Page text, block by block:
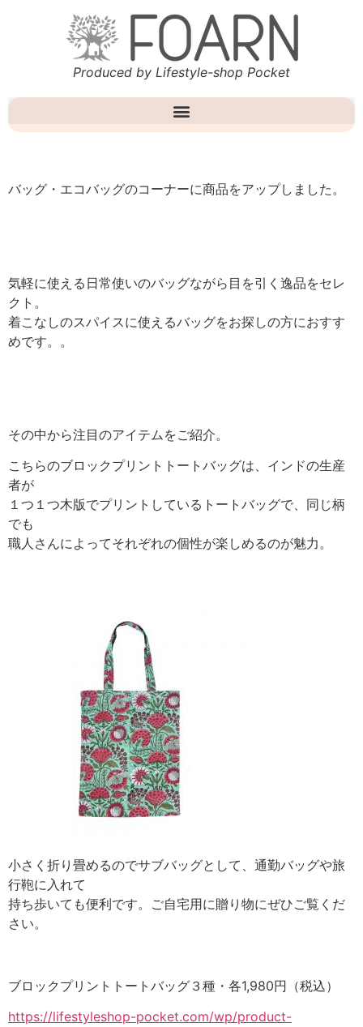
Produced by Lifestyle-shop Pocket
バッグ・エコバッグのコーナーに商品をアップしました。
気軽に使える日常使いのバッグながら目を引く逸品をセレ
クト。
着こなしのスパイスに使えるバッグをお探しの方におすす
めです。。
その中から注目のアイテムをご紹介。
こちらのブロックプリントトートバッグは、インドの生産
者が
１つ１つ木版でプリントしているトートバッグで、同じ柄
でも
職人さんによってそれぞれの個性が楽しめるのが魅力。
小さく折り畳めるのでサブバッグとして、通勤バッグや旅
行鞄に入れて
持ち歩いても便利です。ご自宅用に贈り物にぜひご覧くだ
さい。
ブロックプリントトートバッグ３種・各1,980円（税込）
https://lifestyleshop-pocket.com/wp/product-